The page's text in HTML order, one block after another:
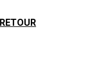
RETOUR